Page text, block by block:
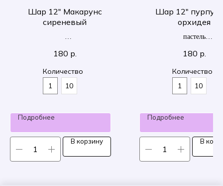
Шар 12" Макарунс
сиреневый
180 р.
Количество
1
10
Подробнее
В корзину
Шар 12"
орхидея
пастель
180 р.
Количество
1
10
Подробнее
В